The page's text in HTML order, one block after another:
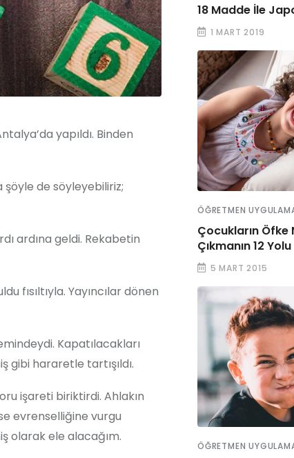
yapıldı. Binden
şöyle de söyleyebiliriz;
ardına geldi. Rekabetin
fısıltıyla. Yayıncılar dönen
Kapatılacakları
gibi hararetle tartışıldı.
işareti biriktirdi. Ahlakın
evrenselliğine vurgu
olarak ele alacağım.
18 Madde İle
1 MART 2019
ÖĞRETMEN
Çocukların
Çıkmanın 12 Yolu
5 MART 2015
ÖĞRETMEN